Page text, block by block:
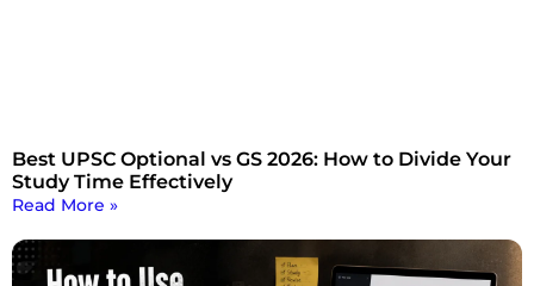
Best UPSC Optional vs GS 2026: How to Divide Your
Study Time Effectively
Read More »